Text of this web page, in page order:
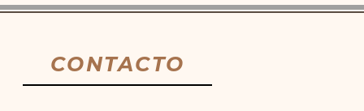
CONTACTO